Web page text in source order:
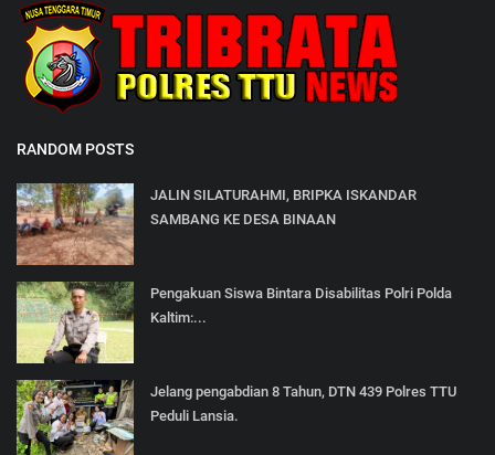
RANDOM POSTS
JALIN SILATURAHMI, BRIPKA ISKANDAR
SAMBANG KE DESA BINAAN
Pengakuan Siswa Bintara Disabilitas Polri Polda
Kaltim:...
Jelang pengabdian 8 Tahun, DTN 439 Polres TTU
Peduli Lansia.